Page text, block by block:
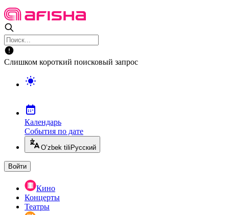
Слишком короткий поисковый запрос
Календарь
События по дате
O’zbek tili Русский
Войти
Кино
Концерты
Театры